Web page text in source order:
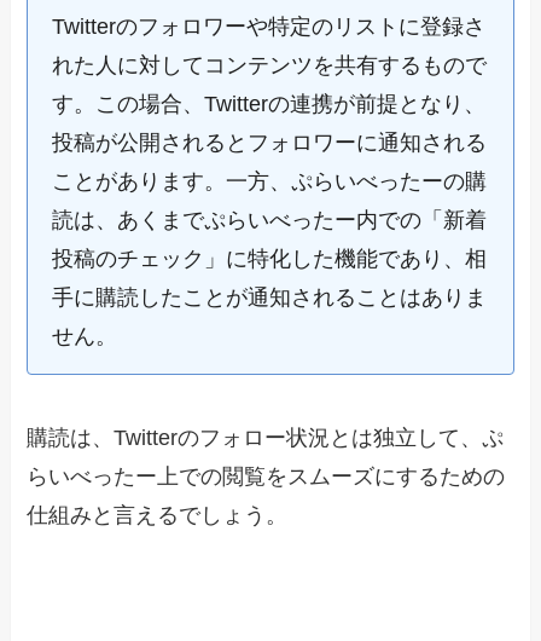
Twitterのフォロワーや特定のリストに登録さ
れた人に対してコンテンツを共有するもので
す。この場合、Twitterの連携が前提となり、
投稿が公開されるとフォロワーに通知される
ことがあります。一方、ぷらいべったーの購
読は、あくまでぷらいべったー内での「新着
投稿のチェック」に特化した機能であり、相
手に購読したことが通知されることはありま
せん。
購読は、Twitterのフォロー状況とは独立して、ぷ
らいべったー上での閲覧をスムーズにするための
仕組みと言えるでしょう。